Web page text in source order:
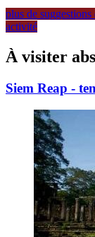
plus de
activité
À visiter
Siem Reap -